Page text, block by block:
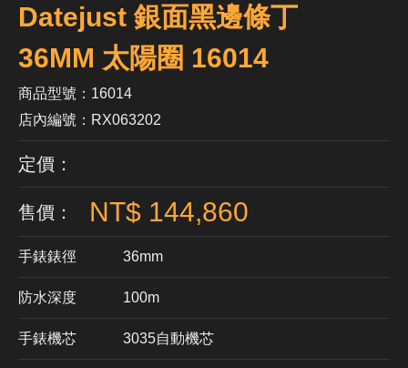
Datejust 銀面黑邊條丁
36MM 太陽圈 16014
商品型號：16014
店內編號：RX063202
定價：
售價： NT$ 144,860
手錶錶徑 36mm
防水深度 100m
手錶機芯 ​3035自動機芯